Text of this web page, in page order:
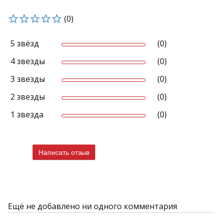
(0)
5 звёзд
(0)
4 звезды
(0)
3 звезды
(0)
2 звезды
(0)
1 звезда
(0)
Написать отзыв
Ещё не добавлено ни одного комментария